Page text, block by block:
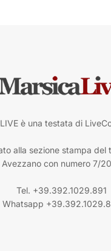
è una testata di
alla sezione stampa del
Avezzano con numero 7/
Tel. +39.392.1029.891
Whatsapp